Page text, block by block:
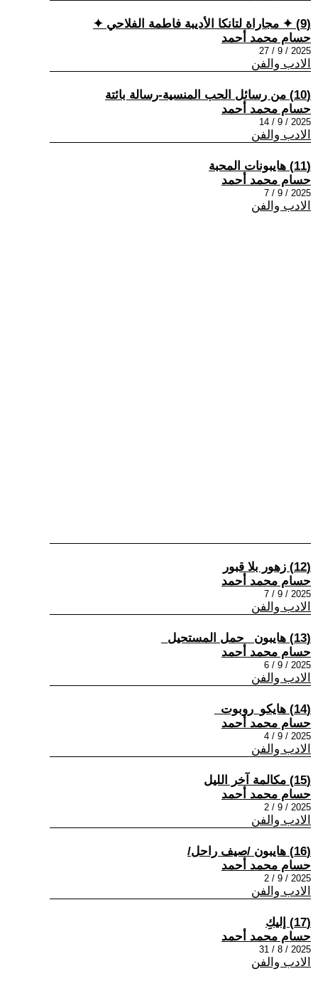
(9) ✦ مجاراة لتانكا الأديبة فاطمة الفلاحي ✦
حسام محمد أحمد
2025 / 9 / 27
الادب والفن
(10) من رسائل الحب المنسية-رسالة بائتة
حسام محمد أحمد
2025 / 9 / 14
الادب والفن
(11) هايبونات المحبة
حسام محمد أحمد
2025 / 9 / 7
الادب والفن
(12) زهور بلا قبور
حسام محمد أحمد
2025 / 9 / 7
الادب والفن
(13) هايبون _حمل المستحيل_
حسام محمد أحمد
2025 / 9 / 6
الادب والفن
(14) هايكو_روبوت_
حسام محمد أحمد
2025 / 9 / 4
الادب والفن
(15) مكالمة آخر الليل
حسام محمد أحمد
2025 / 9 / 2
الادب والفن
(16) هايبون /صيف راحل/
حسام محمد أحمد
2025 / 9 / 2
الادب والفن
(17) إليكِ
حسام محمد أحمد
2025 / 8 / 31
الادب والفن